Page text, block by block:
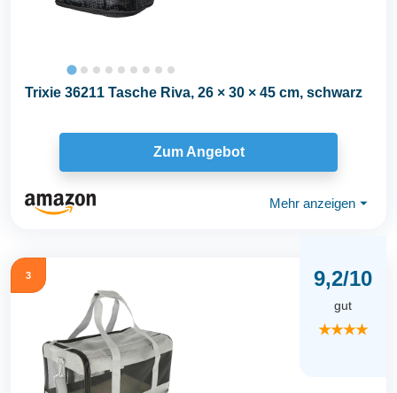
Trixie 36211 Tasche Riva, 26 × 30 × 45 cm, schwarz
Zum Angebot
Mehr anzeigen ⏷
3 9,2/10
gut
★★★★